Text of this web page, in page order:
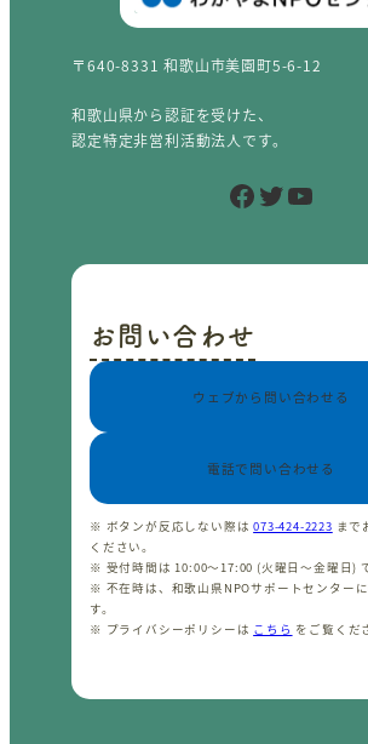
〒640-8331 和歌山市美園町5-6-12
和歌山県から認証を受けた、
認定特定非営利活動法人です。
Facebook Twitter YouTube
お問い合わせ
ウェブから問い合わせる
電話で問い合わせる
※ ボタンが反応しない際は073-424-2223 まで
ください。
※ 受付時間は 10:00〜17:00 (火曜日〜金曜日) で
※ 不在時は、和歌山県NPOサポートセンター
す。
※ プライバシーポリシーは こちら をご覧くだ